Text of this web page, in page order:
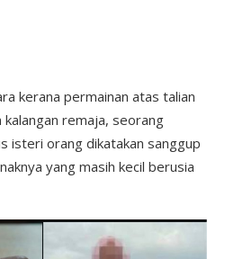
kerana permainan atas talian
remaja, seorang
isteri orang dikatakan sanggup
yang masih kecil berusia